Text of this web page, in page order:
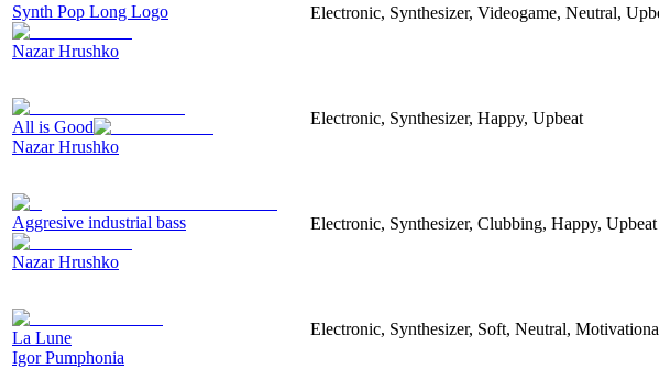
Synth Pop Long Logo
Nazar Hrushko
Electronic, Synthesizer, Videogame, Neutral,
All is Good
Nazar Hrushko
Electronic, Synthesizer, Happy, Upbeat
Aggresive industrial bass
Nazar Hrushko
Electronic, Synthesizer, Clubbing, Happy, Upbeat
La Lune
Igor Pumphonia
Electronic, Synthesizer, Soft, Neutral,